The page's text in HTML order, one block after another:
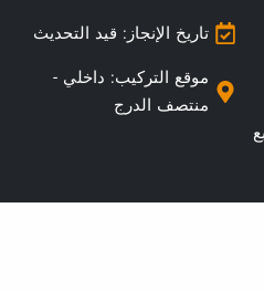
تاريخ الإنجاز: قيد التحديث
موقع التركيب: داخلي -
منتصف الدرج